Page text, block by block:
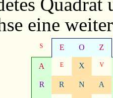
eine
S E O Z
A E X V
R R N A